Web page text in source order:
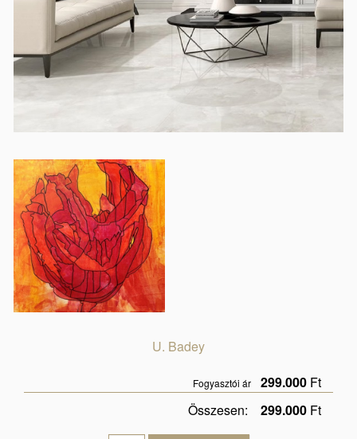
U. Badey
Fogyasztói ár 299.000 Ft
Összesen:
299.000 Ft